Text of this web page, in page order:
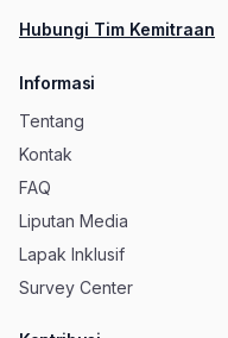
Hubungi Tim Kemitraan
Informasi
Tentang
Kontak
FAQ
Liputan Media
Lapak Inklusif
Survey Center